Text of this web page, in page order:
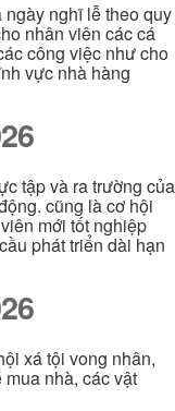
nghĩ lễ theo quy
nhân viên các cá
công việc như cho
vực nhà hàng
tập và ra trường của
cũng là cơ hội
mới tốt nghiệp
phát triển dài hạn
xá tội vong nhân,
nhà, các vật